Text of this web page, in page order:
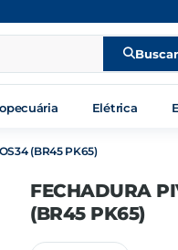
Buscar
Elétrica
(BR45 PK65)
FECHADURA
(BR45 PK65)